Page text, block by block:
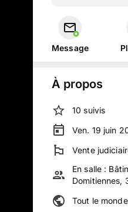
Message
À propos
10 suivis
Ven. 19 juin
Vente
En salle :
Domitiennes,
Tout le